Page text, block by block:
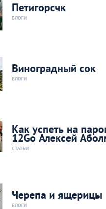
Петигорсчк
БЛОГИ
Виноградный сок
БЛОГИ
Как успеть на
12Gо Алексей
СТАТЬИ
Черепа и ящерицы
БЛОГИ